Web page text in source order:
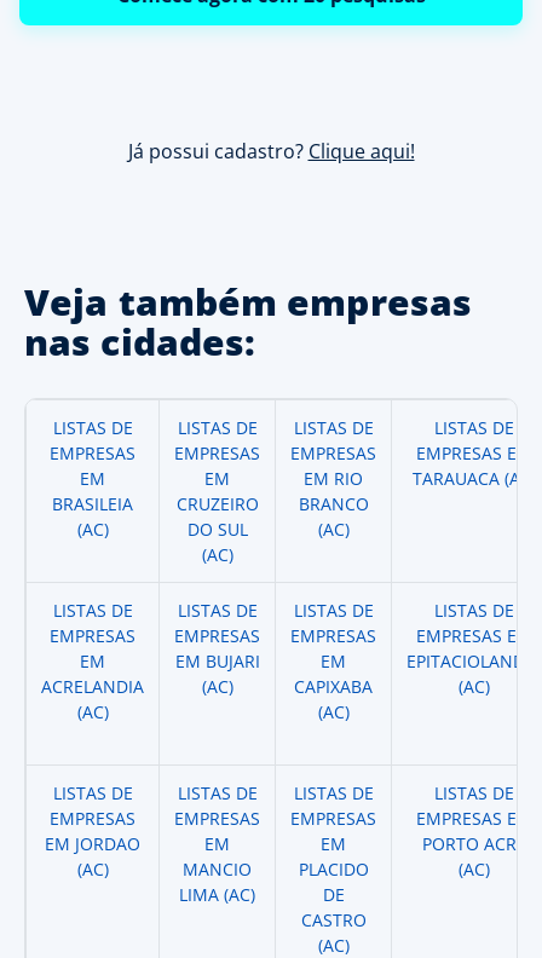
Já possui cadastro? Clique aqui!
Veja também empresas
nas cidades:
LISTAS DE
EMPRESAS
EM
BRASILEIA
(AC)
LISTAS DE
EMPRESAS
EM
CRUZEIRO
DO SUL
(AC)
LISTAS DE
EMPRESAS
EM RIO
BRANCO
(AC)
LISTAS DE
EMPRESAS EM
TARAUACA (AC)
LISTAS DE
EMPRESAS
EM
ACRELANDIA
(AC)
LISTAS DE
EMPRESAS
EM BUJARI
(AC)
LISTAS DE
EMPRESAS
EM
CAPIXABA
(AC)
LISTAS DE
EMPRESAS EM
EPITACIOLANDIA
(AC)
LISTAS DE
EMPRESAS
EM JORDAO
(AC)
LISTAS DE
EMPRESAS
EM
MANCIO
LIMA (AC)
LISTAS DE
EMPRESAS
EM
PLACIDO
DE
CASTRO
(AC)
LISTAS DE
EMPRESAS EM
PORTO ACRE
(AC)